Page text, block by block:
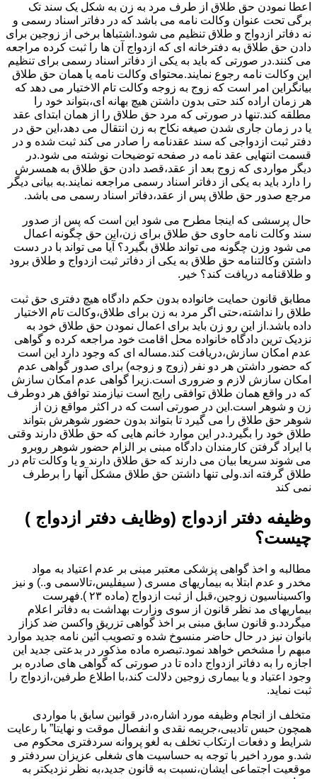
اعطا نمودن حق طلاق از طرف مرد به زن به شکل یک سند تک
برگی تحت عنوان وکالت نامه می باشد که در دفاتر اسناد رسمی و
نه دفاتر ازدواج و طلاق تنظیم می شود.اشتباها برخی از زوجین برای
دادن حق طلاق به دفترخانه ای که ازدواج آن ها را ثبت کرده مراجعه
می کنند.در صورتی که باید به یکی از دفاتر اسناد رسمی برای تنظیم
این وکالت نامه رجوع نمایند.محتوای وکالت نامه یا همان حق طلاق
بیانگراین امر است که زوج به زوجه وکالت تام الاختیار می دهد که
هر زمان اراده کند حتی بدون داشتن هیچ بهانه ای،بتواند خود را
مطلقه کند.تنها در صورتی که مرد حق طلاق را از همان ابتدای عقد
یا در زمان جاری شدن صیغه نکاح به زن انتقال می دهد،این حق در
دفتر ثبت ازدواجی که سند عقدنامه را صادر می کند ثبت شده و در
قسمت انتهایی عقد نامه در صفحه توضیحات نوشته می شود.در
دیگر مواردی که زوج بعد از عقد،قصد دادن حق طلاق به همسرش
را دارد باید به یکی از دفاتر اسناد رسمی مراجعه نمایند.به بیانی دیگر
مرجع صدور حق طلاق پس از عقد،دفاتر اسناد رسمی می باشد.
حال پرسشی که اینجا مطرح می شود این است که پس از صدور
سند وکالت نامه حاوی حق طلاق برای زن،این حق چگونه اعمال
می شود وزن چگونه می تواند طلاق بگیرد؟ آیا می تواند با در دست
داشتن وکالتنامه حق طلاق به یکی از دفاتر ثبت ازدواج و طلاق برود
و طلاقنامه دریافت کند؟ خیر.
مطابق قانون حمایت خانواده بدون حکم دادگاه هیچ دفتری حق ثبت
طلاق را نداشته،حتی اگر مرد به زن برای طلاق،وکالت تام الاختیار
داده باشد.از این رو زن باید برای اعمال نمودن حق طلاق خود به
نزدیک ترین دادگاه خانواده محل اقامت خود مراجعه کرده و گواهی
عدم امکان سازش،دریافت کند.مساله ای که وجود دارد این است
که حضور داشتن هر دو نفر (زوج و زوجه) برای صدور گواهی عدم
امکان سازش لازم و ضروری است.زیرا گواهی عدم امکان سازش
که در واقع همان طلاق توافقی رایج است نیازمند توافق هر دوطرف
زن و شوهر است.این در صورتی است که در اکثر مواقع زن از
شوهر حق طلاق را می گیرد تا بتواند بدون حضور شوهرش بتواند
طلاق خود را بگیرد.در این موارد خانم هایی که حق طلاق دارند وقتی
با ایراد گرفتن کارمندان دادگاه مبنی بر الزام حضور شوهر روبرو
می شوند سریعا بیان می دارند که حق طلاق دارند و یا وکالت تام در
طلاق گرفته اند.ولی تنها داشتن حق طلاق مشکل آنها را برطرف
نمی کند
وظیفه دفتر ازدواج (وظایف دفتر ازدواج )
چیست؟
مطالبه و اخذ گواهی پزشکی معتبر مبنی بر عدم اعتیاد به مواد
مخدر و عدم ابتلا به بیماریهای مسری ( سیفلیس،تالاسمی و..) و نیز
واکسیناسیون زوجین،قبل از ثبت ازدواج (ماده ۲۳ ).فهرست
بیماریهای مد نظر قانون از سوی وزارت بهداشت به دفاتر اعلام
میگردد.و قانون سابق مبنی بر اخذ گواهی تزریق واکسن ضد کزاز
بانوان نیز در حال حاضر منسوخ شده و تصویب آئین نامه جدید موارد
مبهم را مشخص خواهد نمود.تبصره ماده مذکور در بدعتی جدید این
اجازه را به دفاتر ازدواج داده تا در صورتی که گواهی های صادره بر
وجود اعتیاد و یا بیماری زوجین دلالت کند،با اطلاع طرفین،ازدواج را
ثبت نماید.
متخلف از انجام وظیفه مورد اشاره،در قوانین سابق با مواردی
همچون حبس تادیبی،جریمه نقدی و انفصال موقت و نهایتا” با رعایت
شرایط و دفعات ارتکاب تخلف به لغو پروانه سردفتری محکوم می
شد.و مورد اخیر با توجه به حساسیت های شغلی عزیزان سردفتر و
موقعیت اجتماعی ایشان،نسبت به قانون جدید،به نظر نزدیکتر به